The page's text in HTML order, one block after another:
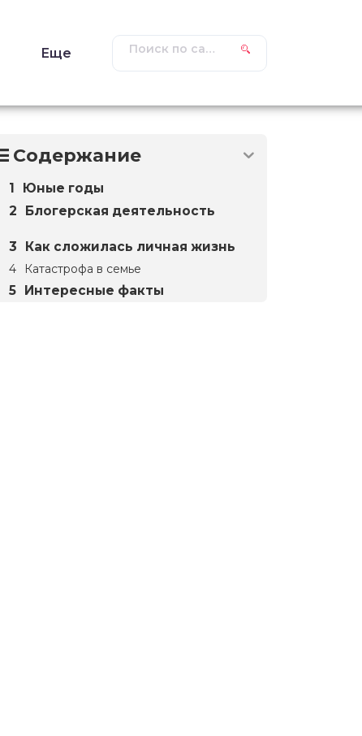
Еще
Содержание
Юные годы
Блогерская деятельность
Как сложилась личная жизнь
Катастрофа в семье
Интересные факты